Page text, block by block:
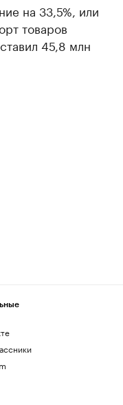
на 33,5%, или
товаров
45,8 млн